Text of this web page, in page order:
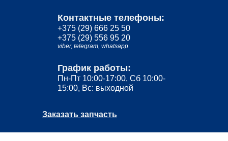
Контактные телефоны:
+375 (29) 666 25 50
+375 (29) 556 95 20
viber, telegram, whatsapp
График работы:
Пн-Пт 10:00-17:00, Сб 10:00-
15:00, Вс: выходной
Заказать запчасть